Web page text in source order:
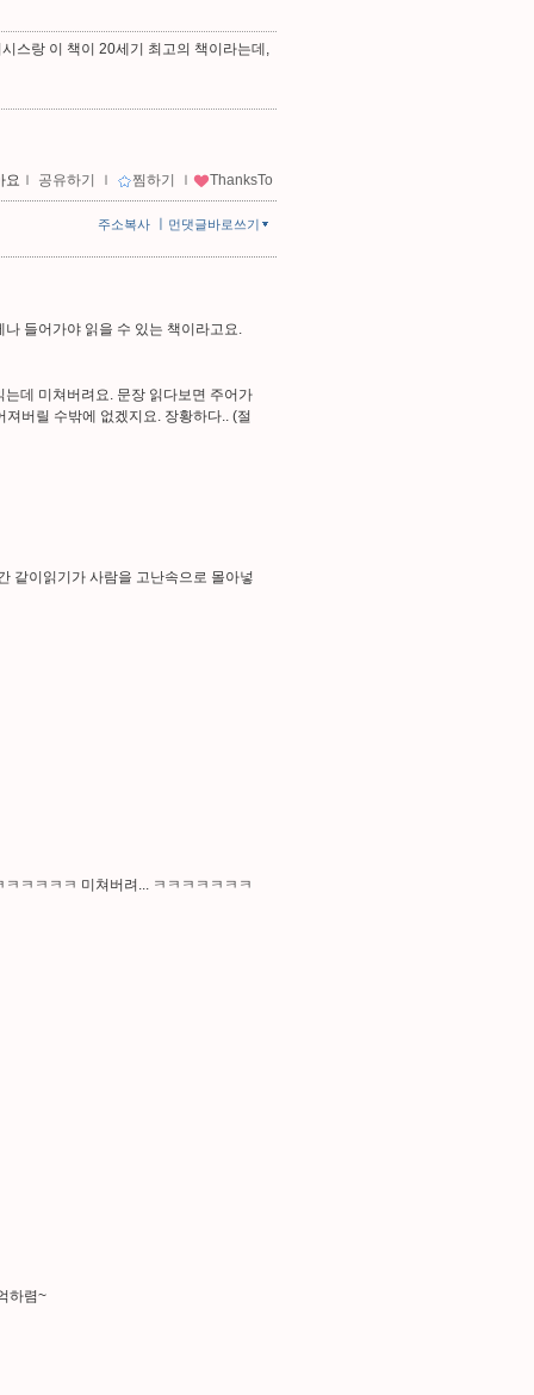
스랑 이 책이 20세기 최고의 책이라는데,
요 ｌ 공유하기 ｌ 찜하기 ｌ ThanksTo
먼댓글바로쓰기
주소복사
들어가야 읽을 수 있는 책이라고요.
데 미쳐버려요. 문장 읽다보면 주어가
버릴 수밖에 없겠지요. 장황하다.. (절
같이읽기가 사람을 고난속으로 몰아넣
ㅋㅋㅋㅋ 미쳐버려... ㅋㅋㅋㅋㅋㅋㅋ
하렴~